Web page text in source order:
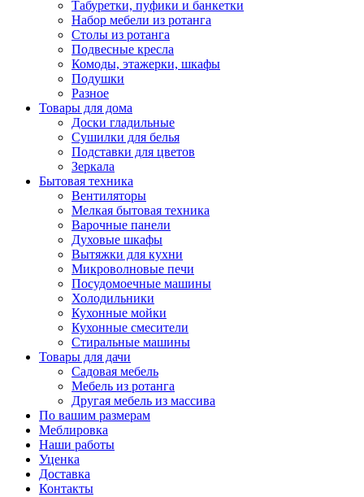
Табуретки, пуфики и банкетки
Набор мебели из ротанга
Столы из ротанга
Подвесные кресла
Комоды, этажерки, шкафы
Подушки
Разное
Товары для дома
Доски гладильные
Сушилки для белья
Подставки для цветов
Зеркала
Бытовая техника
Вентиляторы
Мелкая бытовая техника
Варочные панели
Духовые шкафы
Вытяжки для кухни
Микроволновые печи
Посудомоечные машины
Холодильники
Кухонные мойки
Кухонные смесители
Стиральные машины
Товары для дачи
Садовая мебель
Мебель из ротанга
Другая мебель из массива
По вашим размерам
Меблировка
Наши работы
Уценка
Доставка
Контакты